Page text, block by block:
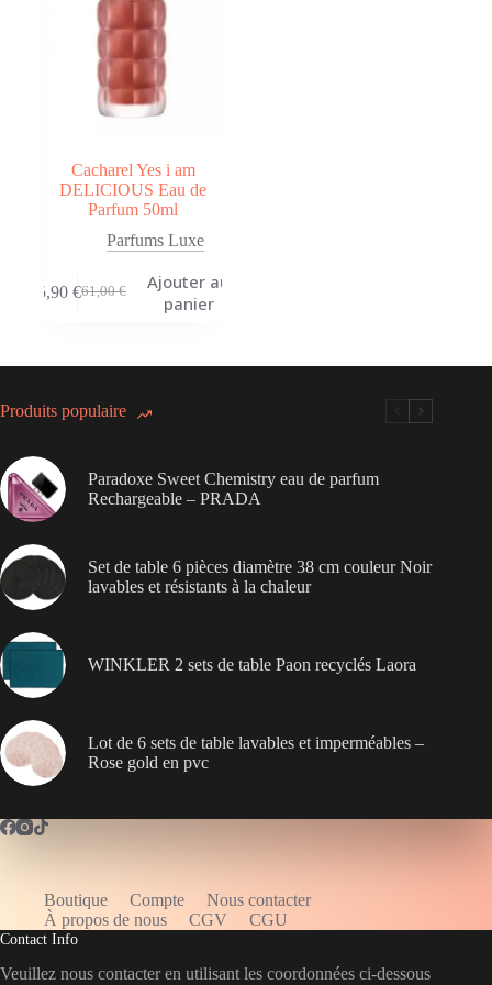
Cacharel Yes i am
DELICIOUS Eau de
Parfum 50ml
Parfums Luxe
61,00€
Le
45,90€Le
Ajouter au
panier
Produits populaire
Paradoxe Sweet Chemistry eau de parfum
Rechargeable – PRADA
Set de table 6 pièces diamètre 38 cm couleur Noir
lavables et résistants à la chaleur
WINKLER 2 sets de table Paon recyclés Laora
Lot de 6 sets de table lavables et imperméables –
Rose gold en pvc
Boutique Compte
Nous contacter
À propos de nous
CGV CGU
Contact Info
Veuillez nous contacter en utilisant les coordonnées ci-dessous
WELCOME5